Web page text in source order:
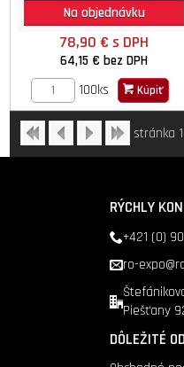
Na objednávku
78,90 €s DPH
64,15 €bez DPH
100ks
Kúpiť
stránka 1
RÝCHLY
+421 (0)
ro-
Piešťany
DÔLEŽITÉ